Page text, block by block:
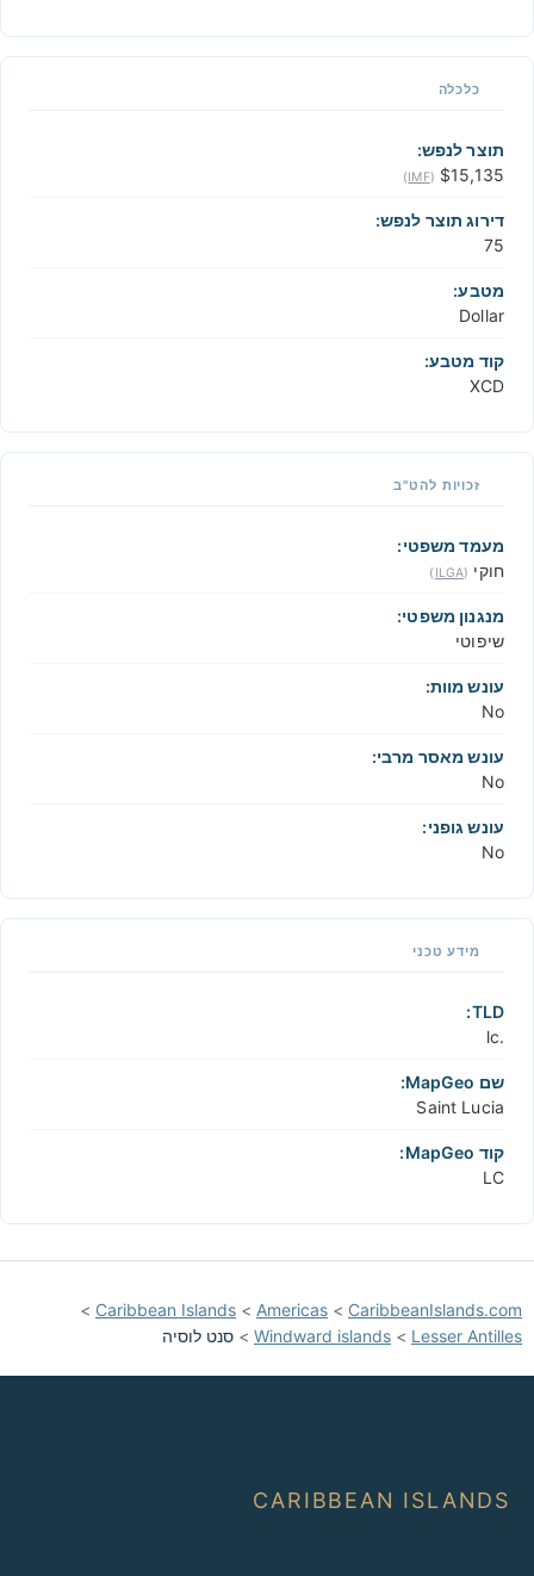
כלכלה
תוצר לנפש:
$15,135
(
IMF
)
דירוג תוצר לנפש:
75
מטבע:
Dollar
קוד מטבע:
XCD
זכויות להט"ב
מעמד משפטי:
חוקי (
ILGA
)
מנגנון משפטי:
שיפוטי
עונש מוות:
No
עונש מאסר מרבי:
No
עונש גופני:
No
מידע טכני
TLD:
.lc
שם MapGeo:
Saint Lucia
קוד MapGeo:
LC
CaribbeanIslands.com
>
Americas
>
Caribbean Islands
>
Lesser Antilles
>
Windward islands
> סנט לוסיה
CARIBBEAN ISLANDS